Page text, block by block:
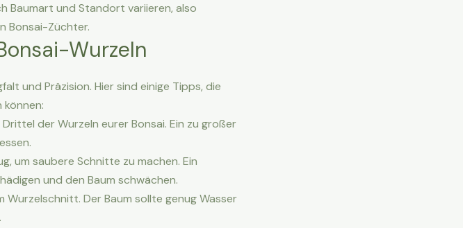
Baumart und Standort variieren, also
Bonsai-Züchter.
Wurzeln
und Präzision. Hier sind einige Tipps, die
können:
der Wurzeln eurer Bonsai. Ein zu großer
um saubere Schnitte zu machen. Ein
und den Baum schwächen.
Der Baum sollte genug Wasser